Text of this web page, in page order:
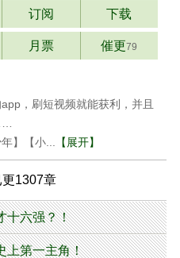
订阅 下载
月票 催更79
刷短视频就能获利，并且
【小...
【展开】
1307章
十六强？！
上第一主角！